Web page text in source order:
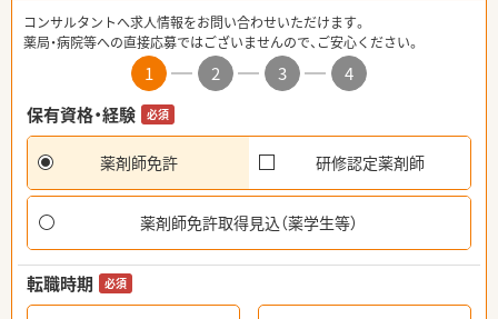
コンサルタントへ求人情報をお問い合わせいただけます。
薬局・病院等への直接応募ではございませんので、ご安心ください。
1 2 3
4
保有資格・経験
必須
薬剤師免許 研修認定薬剤師
薬剤師免許取得見込（薬学生等）
転職時期 必須